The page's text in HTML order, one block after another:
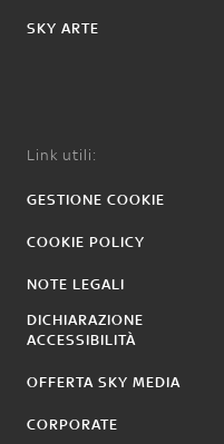
SKY ARTE
Link utili:
GESTIONE COOKIE
COOKIE POLICY
NOTE LEGALI
DICHIARAZIONE
ACCESSIBILITÀ
OFFERTA SKY MEDIA
CORPORATE